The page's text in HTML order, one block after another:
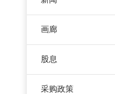
画廊
股息
采购政策